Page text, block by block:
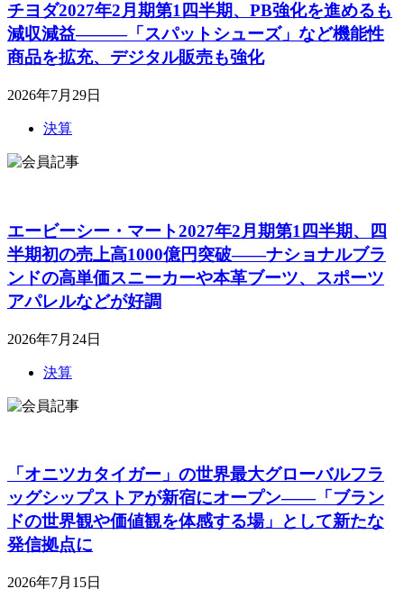
チヨダ2027年2月期第1四半期、PB強化を進めるも
減収減益―――「スパットシューズ」など機能性
商品を拡充、デジタル販売も強化
2026年7月29日
決算
エービーシー・マート2027年2月期第1四半期、四
半期初の売上高1000億円突破――ナショナルブラ
ンドの高単価スニーカーや本革ブーツ、スポーツ
アパレルなどが好調
2026年7月24日
決算
「オニツカタイガー」の世界最大グローバルフラ
ッグシップストアが新宿にオープン――「ブラン
ドの世界観や価値観を体感する場」として新たな
発信拠点に
2026年7月15日